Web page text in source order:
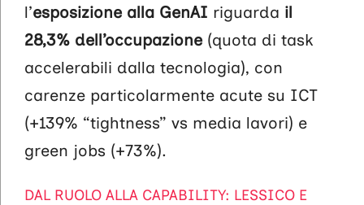
l’esposizione alla GenAI riguarda il
28,3% dell’occupazione(quota di task
accelerabili dalla tecnologia), con
carenze particolarmente acute su ICT
(+139% “tightness” vs media lavori) e
green jobs (+73%).
DAL RUOLO ALLA CAPABILITY: LESSICO E